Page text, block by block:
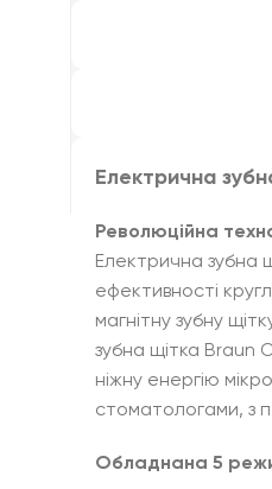
Електрична
Революційна
Електрична зубна
ефективності
магнітну зубну
зубна щітка Braun
ніжну енергію
стоматологами, з
Обладнана 5